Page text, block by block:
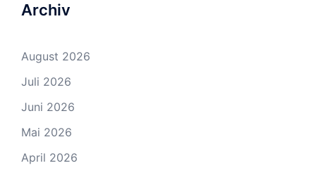
Archiv
August 2026
Juli 2026
Juni 2026
Mai 2026
April 2026